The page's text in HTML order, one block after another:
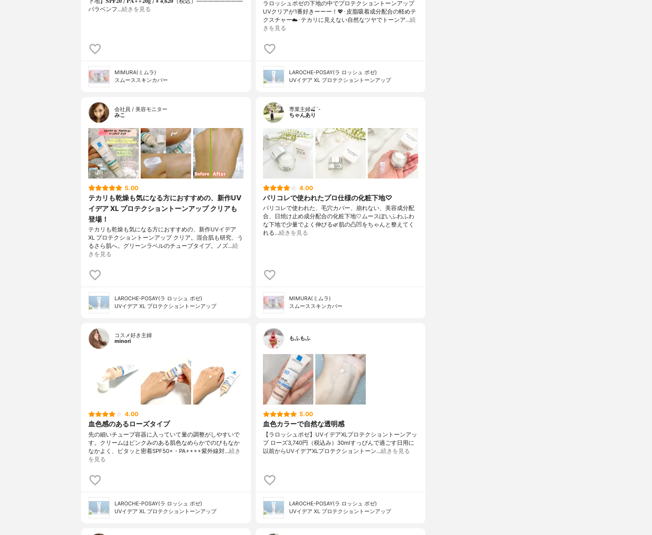
パラベンフ…続きを見る
MIMURA(ミムラ)
スムーススキンカバー
ラロッシュポゼの下地の中でプロテクショントーンアップ
UVクリアが1番好きーーー！💖･皮脂吸着成分配合の軽めテ
クスチャー☁️･テカリに見えない自然なツヤでトーンア…続
きを見る
LAROCHE-POSAY(ラ ロッシュ ポゼ)
UVイデア XL プロテクショントーンアップ
会社員 / 美容モニター
みこ
5.00
テカリも乾燥も気になる方におすすめの、新作UV
イデア XL プロテクショントーンアップ クリアも
登場！
テカリも乾燥も気になる方におすすめの、新作UVイデア
XL プロテクショントーンアップ クリア。混合肌も研究、う
るさら肌へ。グリーンラベルのチューブタイプ。ノズ…続
きを見る
LAROCHE-POSAY(ラ ロッシュ ポゼ)
UVイデア XL プロテクショントーンアップ
専業主婦🍒´-
ちゃんあり
4.00
パリコレで使われたプロ仕様の化粧下地♡
パリコレで使われた、毛穴カバー、崩れない、美容成分配
合、日焼け止め成分配合の化粧下地🤍ムースぽいふわふわ
な下地で少量でよく伸びる🌿肌の凸凹をちゃんと整えてく
れる…続きを見る
MIMURA(ミムラ)
スムーススキンカバー
コスメ好き主婦
minori
4.00
血色感のあるローズタイプ
先の細いチューブ容器に入っていて量の調整がしやすいで
す。クリームはピンクみのある肌色なめらかでのびもなか
なかよく、ピタッと密着SPF50+・PA++++紫外線対…続き
を見る
LAROCHE-POSAY(ラ ロッシュ ポゼ)
UVイデア XL プロテクショントーンアップ
もふもふ
5.00
血色カラーで自然な透明感
【ラロッシュポゼ】UVイデアXLプロテクショントーンアッ
プ ローズ3,740円（税込み）30mlすっぴんで過ごす日用に
以前からUVイデアXLプロテクショントーン…続きを見る
LAROCHE-POSAY(ラ ロッシュ ポゼ)
UVイデア XL プロテクショントーンアップ